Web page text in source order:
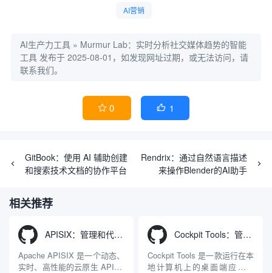
AI营销
AI生产力工具 » Murmur Lab：实时分析社交媒体趋势的智能
工具 发布于 2025-08-01，如发现网址过期，或无法访问，请
联系我们。
 0  1
GitBook：使用 AI 辅助创建
和搜索技术文档的协作平台
Rendrix：通过自然语言描述
来操作Blender的AI助手
相关推荐
APISIX：管理和代理API及大模型流量的高性能网关
Apache APISIX 是一个动态、
实时、高性能的云原生 API 网
Cockpit Tools：管理多个AI编程IDE账号与配置多开独立实例的本地桌面应用
Cockpit Tools 是一款运行在本
地计算机上的桌面端应用程